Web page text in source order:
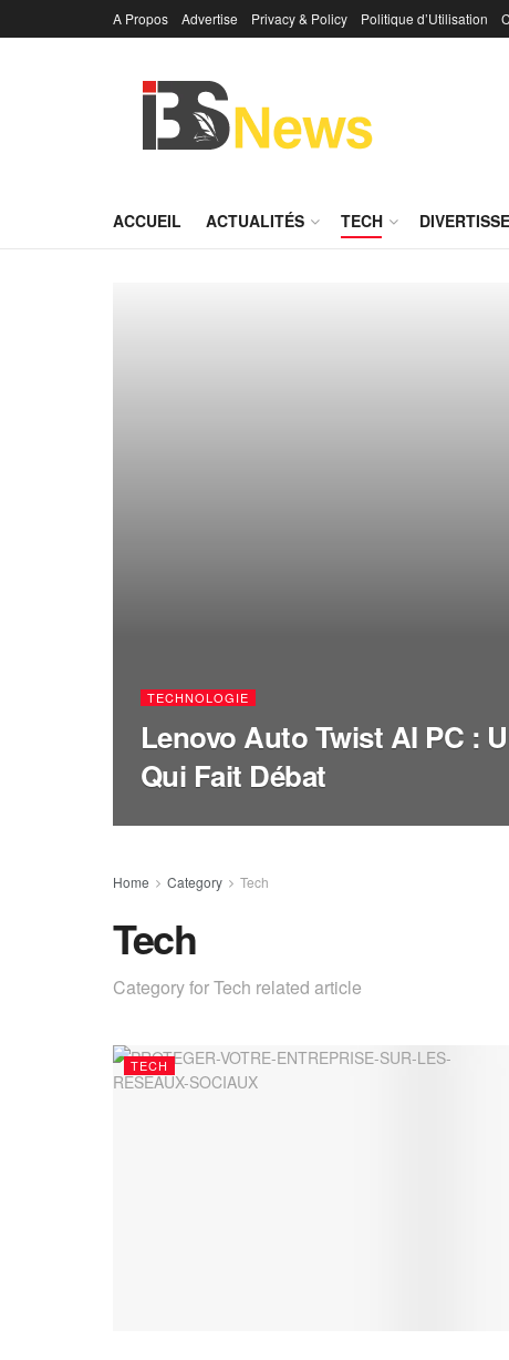
A Propos Advertise Privacy & Policy Politique d’Utilisation
ACCUEIL ACTUALITÉS TECH
TECHNOLOGIE
Lenovo Auto Twist AI PC :
Qui Fait Débat
Home Category Tech
Tech
Category for Tech related article
TECH